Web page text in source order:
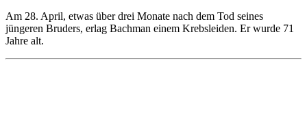
Am 28. April, etwas über drei Monate nach dem Tod seines
jüngeren Bruders, erlag Bachman einem Krebsleiden. Er wurde 71
Jahre alt.